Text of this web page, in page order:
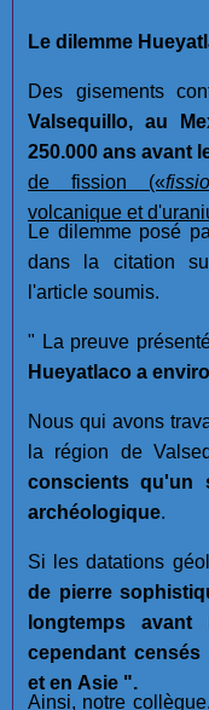
Le dilemme
Des gisements
Valsequillo, au
250.000 ans avant
de fission («
volcanique et
Le dilemme posé
dans la citation
l'article soumis.
" La preuve
Hueyatlaco a
Nous qui avons
la région de
conscients qu'un
archéologique.
Si les datations
de pierre
longtemps
cependant
et en Asie ".
Ainsi, notre collègue,